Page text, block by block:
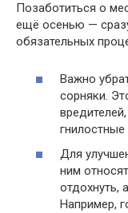
Позаботиться о
ещё осенью —
обязательных
Важно
сорняки.
Для
ним
отдохнуть,
Например,